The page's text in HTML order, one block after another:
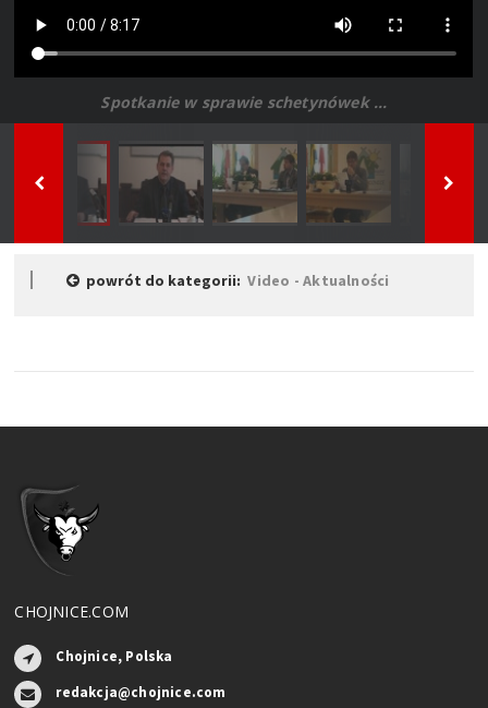
Spotkanie w sprawie schetynówek ...
powrót do kategorii:Video - Aktualności
CHOJNICE.COM
Chojnice, Polska
redakcja@chojnice.com